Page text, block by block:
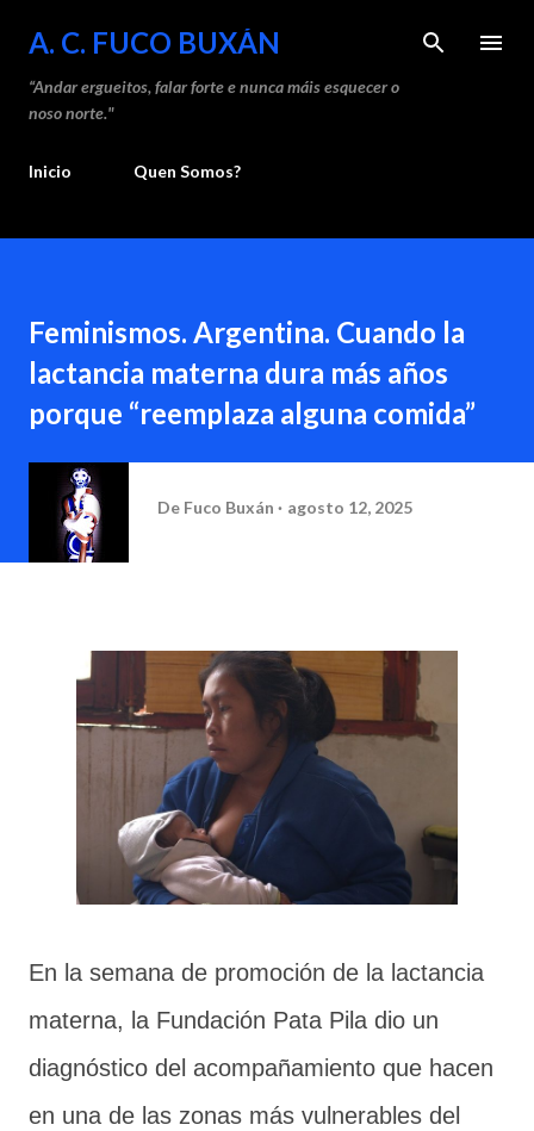
Saltar ao contido principal
A. C. FUCO BUXÁN
“Andar ergueitos, falar forte e nunca máis esquecer o
noso norte."
Inicio Quen Somos?
Feminismos. Argentina. Cuando la
lactancia materna dura más años
porque “reemplaza alguna comida”
De Fuco Buxán agosto 12, 2025
En la semana de promoción de la lactancia
materna, la Fundación Pata Pila dio un
diagnóstico del acompañamiento que hacen
en una de las zonas más vulnerables del